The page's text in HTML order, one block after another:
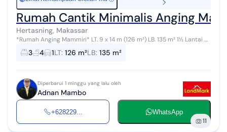
Rumah Cantik Minimalis Anging
Hertasning, Makassar
*Rumah Anging Mammiri* LT. 9 x 14 m (126 m²) LB. 135 m² 1½ Lantai 3
KT 4 KM (3 Dalam + 1 Tamu) Kamar Utama (Water Heater) Kitchen
Set (Stove...
3 4 1LT: 126 m²LB: 135 m²
Diperbarui 1 minggu yang lalu oleh
Adnan Mambo
+628229... WhatsApp
11